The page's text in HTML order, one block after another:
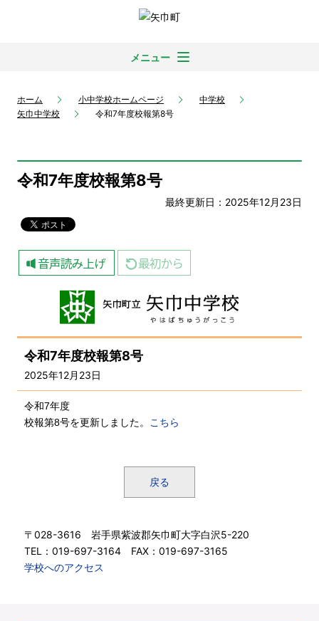
メニュー
ホーム 小中学校ホームページ
中学校
矢巾中学校
令和7年度校報第8号
令和7年度校報第8号
最終更新日：2025年12月23日
令和7年度校報第8号
2025年12月23日
令和7年度
校報第8号を更新しました。 こちら
戻る
〒028-3616 岩手県紫波郡矢巾町大字白沢5-220
TEL：019-697-3164 FAX：019-697-3165
学校へのアクセス